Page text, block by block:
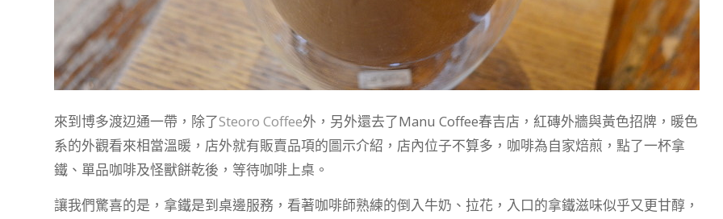
來到博多渡辺通一帶，除了Steoro Coffee外，另外還去了Manu Coffee春吉店，紅磚外牆與黃色招牌，暖色
系的外觀看來相當溫暖，店外就有販賣品項的圖示介紹，店內位子不算多，咖啡為自家焙煎，點了一杯拿
鐵、單品咖啡及怪獸餅乾後，等待咖啡上桌。
讓我們驚喜的是，拿鐵是到桌邊服務，看著咖啡師熟練的倒入牛奶、拉花，入口的拿鐵滋味似乎又更甘醇，